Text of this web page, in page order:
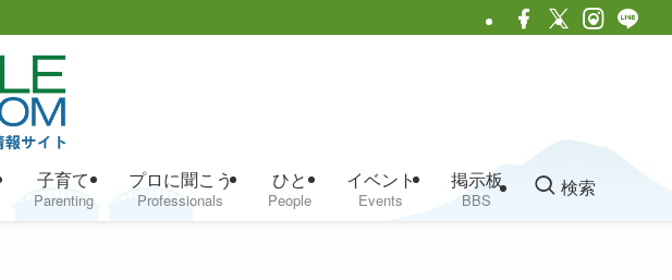
子育て
Parenting
プロに聞こう
Professionals
ひと
People
イベント
Events
掲示板
BBS
検索